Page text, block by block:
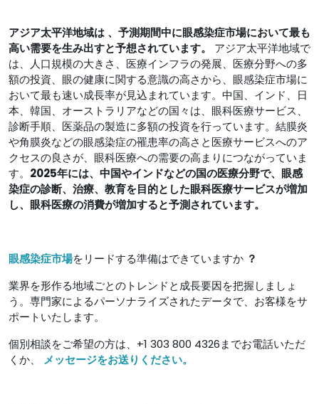
アジア太平洋地域は 、予測期間中に眼感染症市場において最も
高い需要を生み出すと予想されています。
アジア太平洋地域で
は、人口規模の大きさ、医療インフラの発展、医療分野への多
額の投資、眼の健康に関する意識の高さから、眼感染症市場に
おいて最も速い成長率が見込まれています。中国、インド、日
本、韓国、オーストラリアなどの国々は、眼科医療サービス、
診断手順、医薬品の製造に多額の投資を行っています。結膜炎
や角膜炎などの眼感染症の罹患率の高さと医療サービスへのア
クセスの良さが、眼科医療への需要の高まりにつながっていま
す。 2025年には、中国やインドなどの国の医療分野で、眼感
染症の診断、治療、教育を目的とした眼科医療サービスが増加
し、眼科医療の消費が増加すると予測されています。
眼感染症市場をリードする準備はできていますか ？
業界を形作る地域ごとのトレンドと成長要因を把握しましょ
う。専門家によるパーソナライズされたデータで、お客様をサ
ポ​​ートいたします。
個別相談をご希望の方は、+1 303 800 4326までお電話いただ
くか、 メッセージをお送りください。